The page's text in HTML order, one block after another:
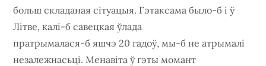
больш складаная сітуацыя. Гэтаксама было-б і ў
Літве, калі-б савецкая ўлада
пратрымалася-б яшчэ 20 гадоў, мы-б не атрымалі
незалежнасьці. Менавіта ў гэты момант